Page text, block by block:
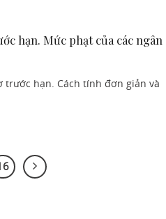
hạn. Mức phạt của các ngân
trước hạn. Cách tính đơn giản và